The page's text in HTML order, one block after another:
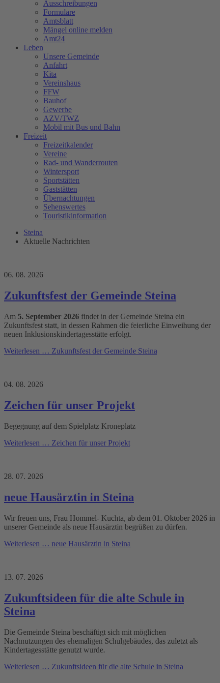
Ausschreibungen
Formulare
Amtsblatt
Mängel online melden
Amt24
Leben
Unsere Gemeinde
Anfahrt
Kita
Vereinshaus
FFW
Bauhof
Gewerbe
AZV/TWZ
Mobil mit Bus und Bahn
Freizeit
Freizeitkalender
Vereine
Rad- und Wanderrouten
Wintersport
Sportstätten
Gaststätten
Übernachtungen
Sehenswertes
Touristikinformation
Steina
Aktuelle Nachrichten
06. 08. 2026
Zukunftsfest der Gemeinde Steina
Am 5. September 2026 findet in der Gemeinde Steina ein
Zukunftsfest statt, in dessen Rahmen die feierliche Einweihung der
neuen Inklusionskindertagesstätte erfolgt.
Weiterlesen … Zukunftsfest der Gemeinde Steina
04. 08. 2026
Zeichen für unser Projekt
Begegnung auf dem Spielplatz Kroneplatz
Weiterlesen … Zeichen für unser Projekt
28. 07. 2026
neue Hausärztin in Steina
Wir freuen uns, Frau Hommel- Kuchta, ab dem 01. Oktober 2026 in
unserer Gemeinde als neue Hausärztin begrüßen zu dürfen.
Weiterlesen … neue Hausärztin in Steina
13. 07. 2026
Zukunftsideen für die alte Schule in
Steina
Die Gemeinde Steina beschäftigt sich mit möglichen
Nachnutzungen des ehemaligen Schulgebäudes, das zuletzt als
Kindertagesstätte genutzt wurde.
Weiterlesen … Zukunftsideen für die alte Schule in Steina